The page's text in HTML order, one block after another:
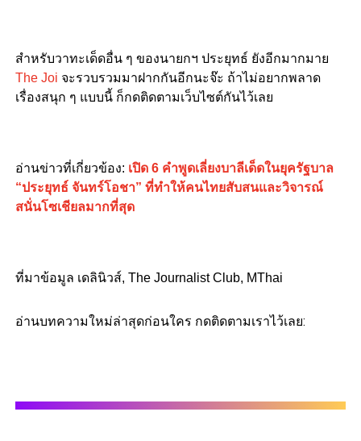
สำหรับวาทะเด็ดอื่น ๆ ของนายกฯ ประยุทธ์ ยังอีกมากมาย
The Joi จะรวบรวมมาฝากกันอีกนะจ๊ะ ถ้าไม่อยากพลาด
เรื่องสนุก ๆ แบบนี้ ก็กดติดตามเว็บไซต์กันไว้เลย
อ่านข่าวที่เกี่ยวข้อง: เปิด 6 คำพูดเลี่ยงบาลีเด็ดในยุครัฐบาล
“ประยุทธ์ จันทร์โอชา” ที่ทำให้คนไทยสับสนและวิจารณ์
สนั่นโซเชียลมากที่สุด
ที่มาข้อมูล เดลินิวส์, The Journalist Club, MThai
อ่านบทความใหม่ล่าสุดก่อนใคร กดติดตามเราไว้เลย: